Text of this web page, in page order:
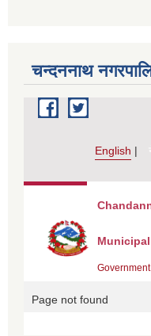
चन्दननाथ